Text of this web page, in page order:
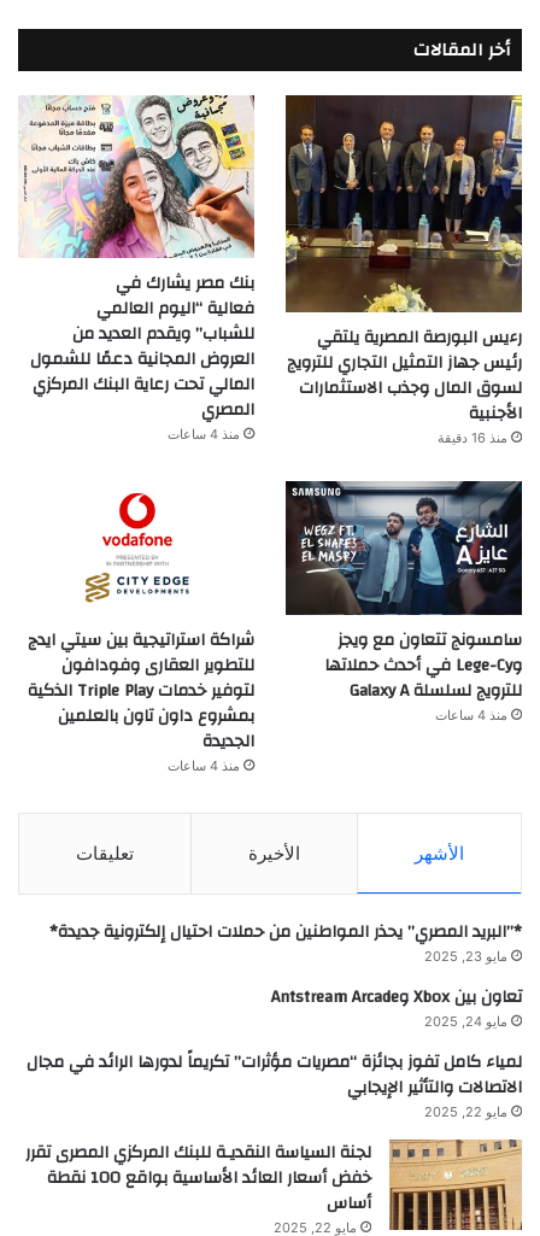
أخر المقالات
رءيس البورصة المصرية يلتقي
رئيس جهاز التمثيل التجاري للترويج
لسوق المال وجذب الاستثمارات
الأجنبية
منذ 16 دقيقة
بنك مصر يشارك في
فعالية “اليوم العالمي
للشباب” ويقدم العديد من
العروض المجانية دعمًا للشمول
المالي تحت رعاية البنك المركزي
المصري
منذ 4 ساعات
سامسونج تتعاون مع ويجز
وLege-Cy في أحدث حملاتها
للترويج لسلسلة Galaxy A
منذ 4 ساعات
شراكة استراتيجية بين سيتي ايدج
للتطوير العقارى وفودافون
لتوفير خدمات Triple Play الذكية
بمشروع داون تاون بالعلمين
الجديدة
منذ 4 ساعات
الأشهر الأخيرة تعليقات
*”البريد المصري” يحذر المواطنين من حملات احتيال إلكترونية جديدة*
مايو 23, 2025
تعاون بين Xbox وAntstream Arcade
مايو 24, 2025
لمياء كامل تفوز بجائزة “مصريات مؤثرات” تكريماً لدورها الرائد في مجال
الاتصالات والتأثير الإيجابي
مايو 22, 2025
لجنة السياسة النقديـة للبنك المركزي المصرى تقرر
خفض أسعار العائد الأساسية بواقع 100 نقطة
أساس
مايو 22, 2025